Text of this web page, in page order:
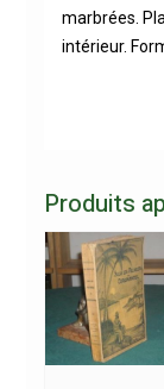
marbrées.
intérieur.
Produits